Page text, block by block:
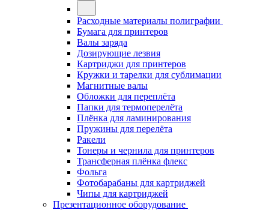
Расходные материалы полиграфии
Бумага для принтеров
Валы заряда
Дозирующие лезвия
Картриджи для принтеров
Кружки и тарелки для сублимации
Магнитные валы
Обложки для переплёта
Папки для термоперелёта
Плёнка для ламинирования
Пружины для перелёта
Ракели
Тонеры и чернила для принтеров
Трансферная плёнка флекс
Фольга
Фотобарабаны для картриджей
Чипы для картриджей
Презентационное оборудование